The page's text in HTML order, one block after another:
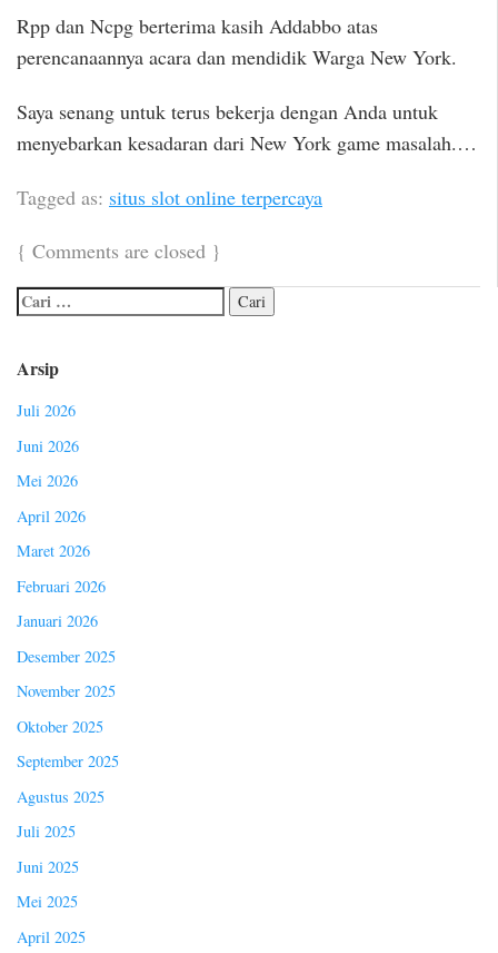
Rpp dan Ncpg berterima kasih Addabbo atas
perencanaannya acara dan mendidik Warga New York.
Saya senang untuk terus bekerja dengan Anda untuk
menyebarkan kesadaran dari New York game masalah.…
Tagged as: situs slot online terpercaya
{ Comments are closed }
Arsip
Juli 2026
Juni 2026
Mei 2026
April 2026
Maret 2026
Februari 2026
Januari 2026
Desember 2025
November 2025
Oktober 2025
September 2025
Agustus 2025
Juli 2025
Juni 2025
Mei 2025
April 2025